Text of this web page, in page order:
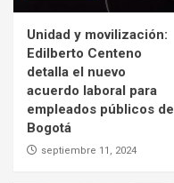
Unidad y movilización:
Edilberto Centeno
detalla el nuevo
acuerdo laboral para
empleados públicos de
Bogotá
septiembre 11, 2024